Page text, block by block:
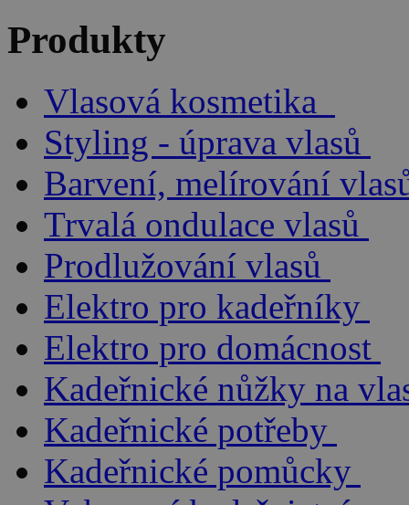
Produkty
Vlasová kosmetika
Styling - úprava vlasů
Barvení, melírování
Trvalá ondulace vlasů
Prodlužování vlasů
Elektro pro kadeřníky
Elektro pro domácnost
Kadeřnické nůžky na
Kadeřnické potřeby
Kadeřnické pomůcky